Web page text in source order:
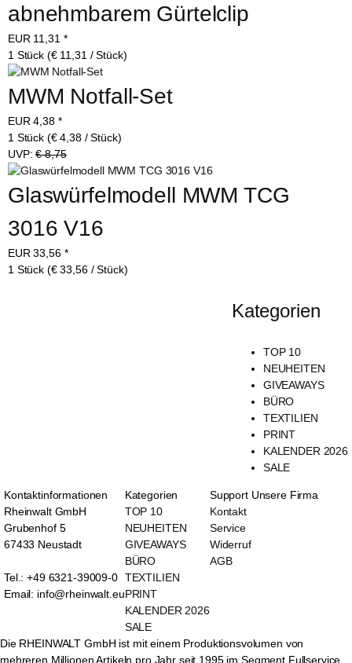
abnehmbarem Gürtelclip
EUR 11,31 *
1 Stück (€ 11,31 / Stück)
MWM Notfall-Set
EUR 4,38 *
1 Stück (€ 4,38 / Stück)
UVP:€ 8,75
Glaswürfelmodell MWM TCG
3016 V16
EUR 33,56 *
1 Stück (€ 33,56 / Stück)
Kategorien
TOP 10
NEUHEITEN
GIVEAWAYS
BÜRO
TEXTILIEN
PRINT
KALENDER 2026
SALE
Kontaktinformationen
Rheinwalt GmbH
Grubenhof 5
67433 Neustadt
Tel.: +49 6321-39009-0
Email: info@rheinwalt.eu
Kategorien
TOP 10
NEUHEITEN
GIVEAWAYS
BÜRO
TEXTILIEN
PRINT
KALENDER 2026
SALE
Support
Kontakt
Service
Widerruf
AGB
Unsere Firma
Die RHEINWALT GmbH ist mit einem Produktionsvolumen von
mehreren Millionen Artikeln pro Jahr seit 1995 im Segment Fullservice